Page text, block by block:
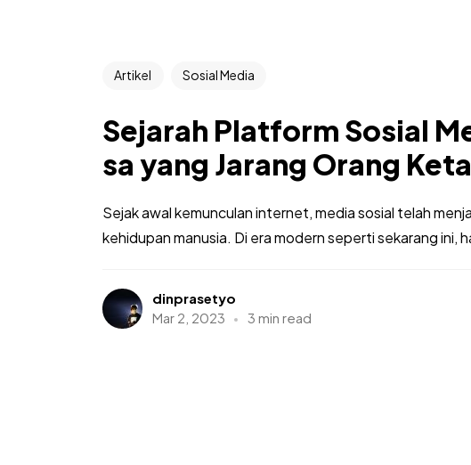
Artikel Sosial Media
Sejarah Platform Sosial
sa yang Jarang Orang
Sejak awal kemunculan internet, media sosial telah
kehidupan manusia. Di era modern seperti sekarang ini,
dinprasetyo
Mar 2, 2023
3 min read